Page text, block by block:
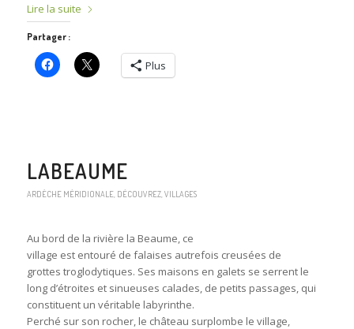
Lire la suite
Partager :
Plus
LABEAUME
ARDÈCHE MÉRIDIONALE, DÉCOUVREZ, VILLAGES
Au bord de la rivière la Beaume, ce
village est entouré de falaises autrefois creusées de
grottes troglodytiques. Ses maisons en galets se serrent le
long d’étroites et sinueuses calades, de petits passages, qui
constituent un véritable labyrinthe.
Perché sur son rocher, le château surplombe le village,